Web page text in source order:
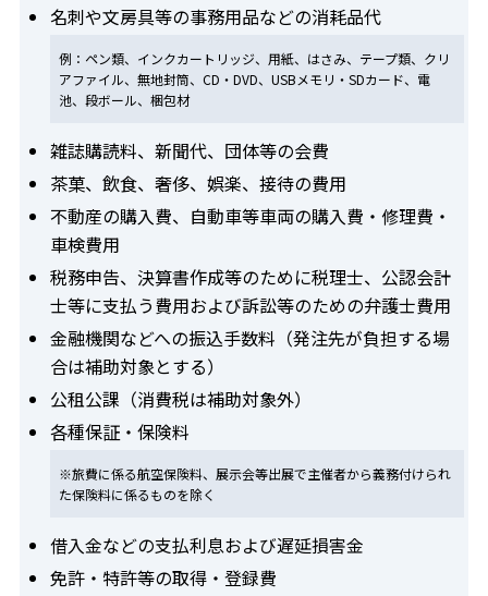
名刺や文房具等の事務用品などの消耗品代
例：ペン類、インクカートリッジ、用紙、はさみ、テープ類、クリ
アファイル、無地封筒、CD・DVD、USBメモリ・SDカード、電
池、段ボール、梱包材
雑誌購読料、新聞代、団体等の会費
茶菓、飲食、奢侈、娯楽、接待の費用
不動産の購入費、自動車等車両の購入費・修理費・
車検費用
税務申告、決算書作成等のために税理士、公認会計
士等に支払う費用および訴訟等のための弁護士費用
金融機関などへの振込手数料（発注先が負担する場
合は補助対象とする）
公租公課（消費税は補助対象外）
各種保証・保険料
※旅費に係る航空保険料、展示会等出展で主催者から義務付けられ
た保険料に係るものを除く
借入金などの支払利息および遅延損害金
免許・特許等の取得・登録費